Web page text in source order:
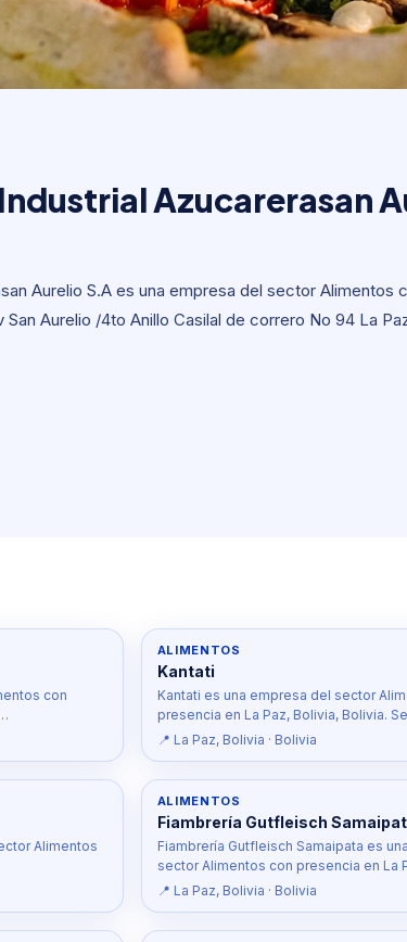
Azucarerasan
Aurelio S.A es una empresa del sector Alimentos
San Aurelio /4to Anillo Casilal de correro No 94 La
con
ALIMENTOS
Kantati
Kantati es una empresa del sector
presencia en La Paz, Bolivia, Bolivia.
📍 La Paz, Bolivia · Bolivia
Alimentos
ALIMENTOS
Fiambrería Gutfleisch
Fiambrería Gutfleisch Samaipata es
sector Alimentos con presencia en La
📍 La Paz, Bolivia · Bolivia